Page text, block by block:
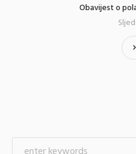
Obavijest o